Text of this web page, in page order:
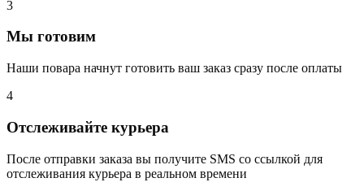
3
Мы готовим
Наши повара начнут готовить ваш заказ сразу после оплаты
4
Отслеживайте курьера
После отправки заказа вы получите SMS со ссылкой для
отслеживания курьера в реальном времени